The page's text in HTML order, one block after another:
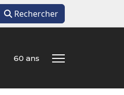
Rechercher
Rechercher
60 ans